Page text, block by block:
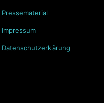
Pressematerial
Impressum
Datenschutzerklärung